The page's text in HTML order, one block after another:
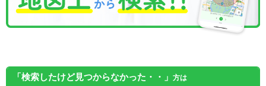
「検索したけど見つからなかった・・」 方は